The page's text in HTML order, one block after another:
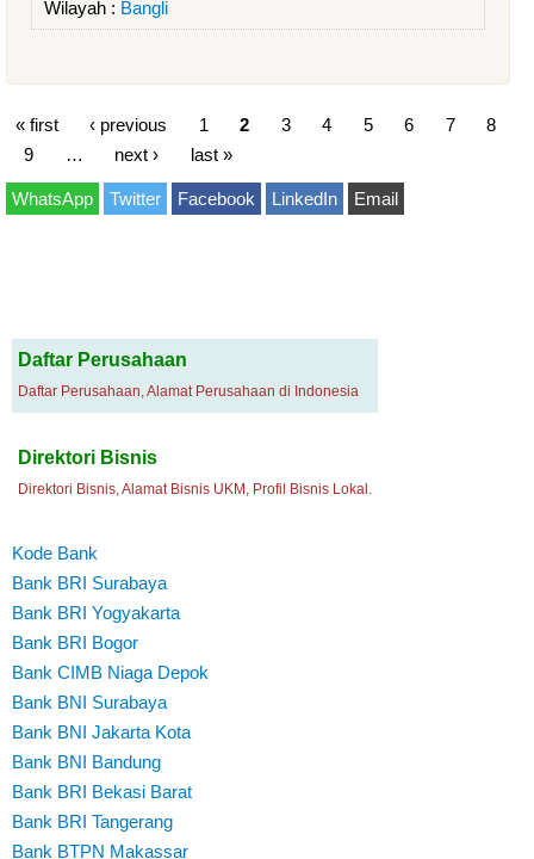
Wilayah : Bangli
« first ‹ previous 1 2 3 4 5 6 7
8
9
next › last »
WhatsApp Twitter Facebook LinkedIn Email
Daftar Perusahaan
Daftar Perusahaan, Alamat Perusahaan di Indonesia
Direktori Bisnis
Direktori Bisnis, Alamat Bisnis UKM, Profil Bisnis Lokal.
Kode Bank
Bank BRI Surabaya
Bank BRI Yogyakarta
Bank BRI Bogor
Bank CIMB Niaga Depok
Bank BNI Surabaya
Bank BNI Jakarta Kota
Bank BNI Bandung
Bank BRI Bekasi Barat
Bank BRI Tangerang
Bank BTPN Makassar